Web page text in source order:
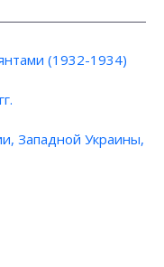
(1932-1934)
Западной Украины,